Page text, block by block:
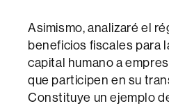
Asimismo, analizaré el
beneficios fiscales para
capital humano a
que participen en su
Constituye un ejemplo